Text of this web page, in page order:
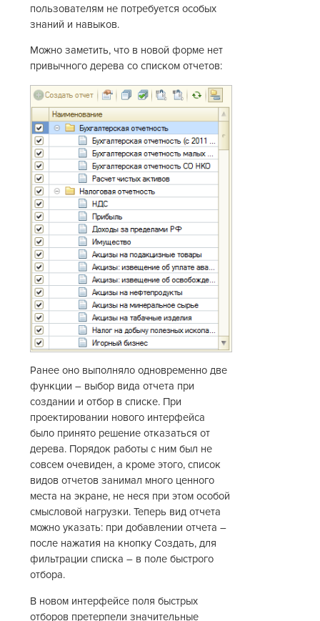
пользователям не потребуется особых
знаний и навыков.
Можно заметить, что в новой форме нет
привычного дерева со списком отчетов:
Ранее оно выполняло одновременно две
функции – выбор вида отчета при
создании и отбор в списке. При
проектировании нового интерфейса
было принято решение отказаться от
дерева. Порядок работы с ним был не
совсем очевиден, а кроме этого, список
видов отчетов занимал много ценного
места на экране, не неся при этом особой
смысловой нагрузки. Теперь вид отчета
можно указать: при добавлении отчета –
после нажатия на кнопку Создать, для
фильтрации списка – в поле быстрого
отбора.
В новом интерфейсе поля быстрых
отборов претерпели значительные